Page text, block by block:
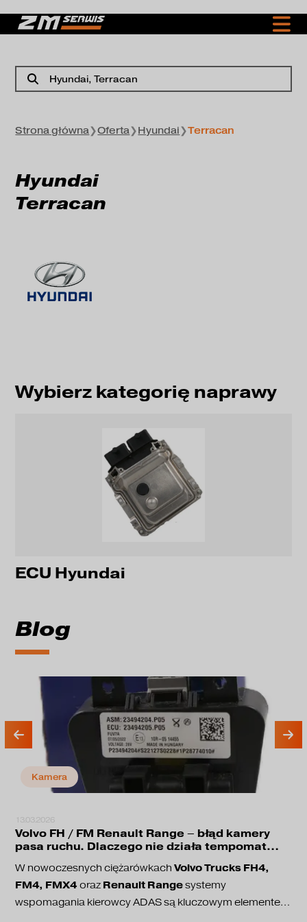
Hyundai, Terracan
Strona główna❯Oferta❯Hyundai❯Terracan
Hyundai
Terracan
Wybierz kategorię naprawy
ECU Hyundai
Blog
Kamera
13.03.2026
Volvo FH / FM Renault Range – błąd kamery
pasa ruchu. Dlaczego nie działa tempomat
W nowoczesnych ciężarówkachVolvo Trucks FH4,
FM4, FMX4 oraz Renault Rangesystemy
wspomagania kierowcy ADAS są kluczowym elementem